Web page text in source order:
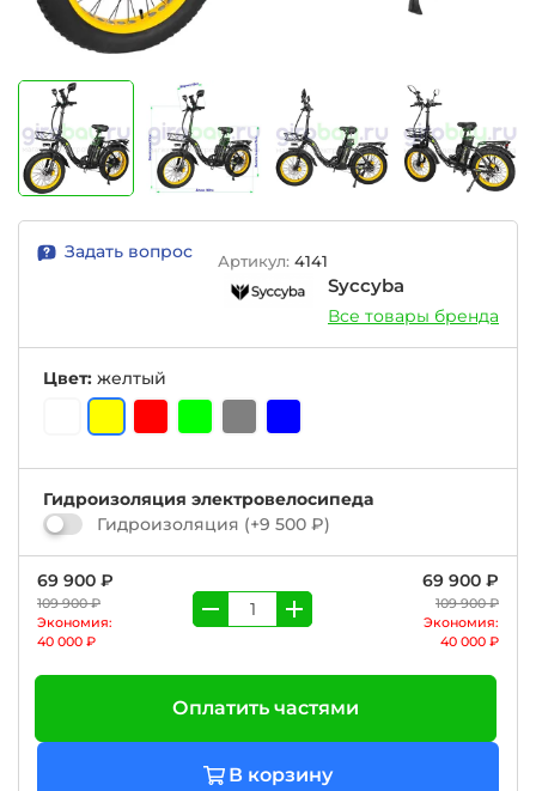
Задать вопрос Артикул: 4141
Syccyba
Все товары бренда
Цвет: желтый
Гидроизоляция электровелосипеда
Гидроизоляция (+9 500 ₽)
69 900 ₽
109 900 ₽
Экономия:
40 000 ₽
69 900 ₽
109 900 ₽
Экономия:
40 000 ₽
Оплатить частями
В корзину